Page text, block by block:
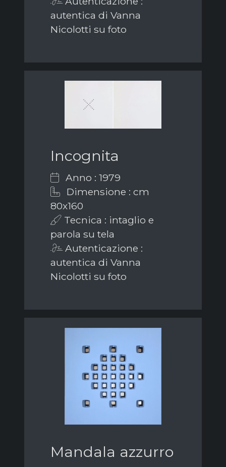
autentica di Vanna
Nicolotti su foto
Incognita
Anno : 1979
Dimensione : cm
80x160
Tecnica : intaglio e
parola su tela
Autenticazione :
autentica di Vanna
Nicolotti su foto
Mandala azzurro